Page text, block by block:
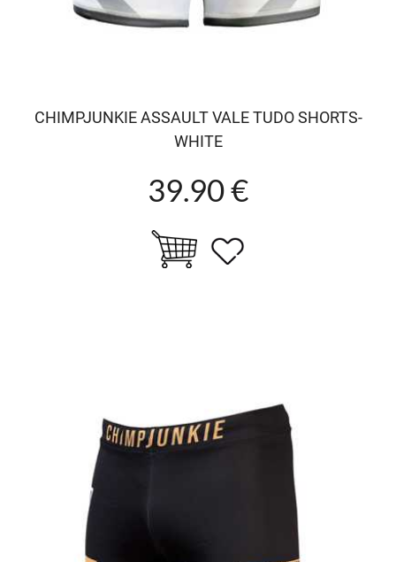
CHIMPJUNKIE ASSAULT VALE TUDO SHORTS-
WHITE
39.90 €